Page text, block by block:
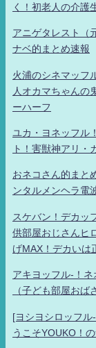
く！初老人の介護
アニゲタレスト（
ナベ的まとめ速報
火浦のシネマッフ
人オカマちゃんの
ーハーフ
ユカ・ヨネッフル
ト！害獣神アリ・
おネコさん的まと
ンタルメンヘラ電
スケバン！デカッ
供部屋おじさんヒ
げMAX！デカいは
アキヨッフル-！ネ
（子ども部屋おば
[ヨシヨシロッフル
うこそYOUKO！